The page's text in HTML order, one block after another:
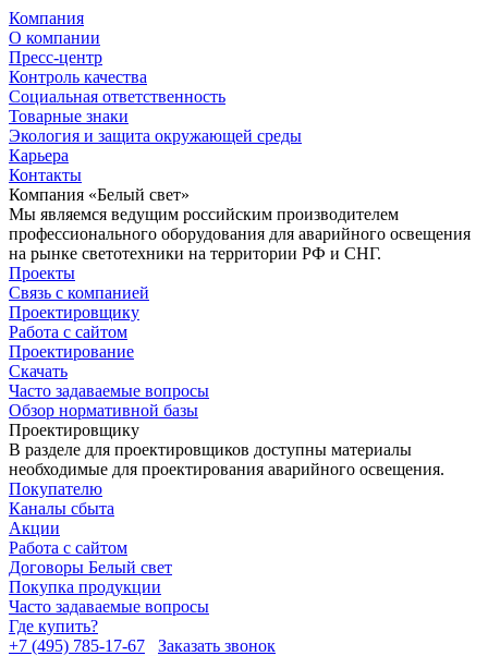
Компания
О компании
Пресс-центр
Контроль качества
Социальная ответственность
Товарные знаки
Экология и защита окружающей среды
Карьера
Контакты
Компания «Белый свет»
Мы являемся ведущим российским производителем
профессионального оборудования для аварийного освещения
на рынке светотехники на территории РФ и СНГ.
Проекты
Связь с компанией
Проектировщику
Работа с сайтом
Проектирование
Скачать
Часто задаваемые вопросы
Обзор нормативной базы
Проектировщику
В разделе для проектировщиков доступны материалы
необходимые для проектирования аварийного освещения.
Покупателю
Каналы сбыта
Акции
Работа с сайтом
Договоры Белый свет
Покупка продукции
Часто задаваемые вопросы
Где купить?
+7 (495) 785-17-67
Заказать звонок